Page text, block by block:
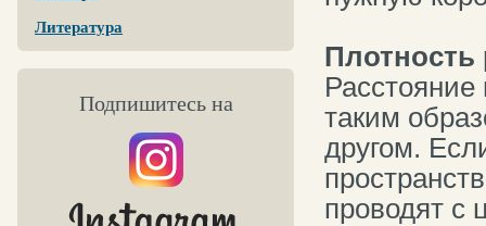
Литература
Подпишитесь на
Плотность
таким
другом.
проводят с